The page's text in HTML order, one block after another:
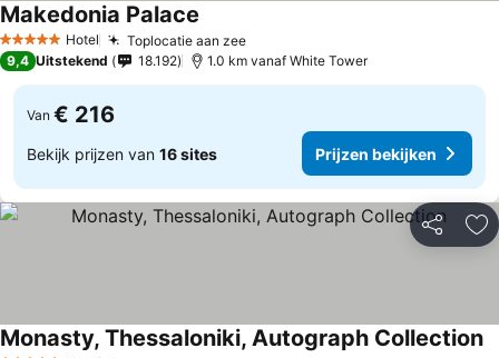
5 Sterren Hotel Toplocatie aan zee
Makedonia Palace
9,4 Uitstekend 18.192 1.0 km vanaf White Tower
Van € 216
Bekijk prijzen van 16 sites Prijzen bekijken
Delen
Monasty, Thessaloniki, Autograph Collection